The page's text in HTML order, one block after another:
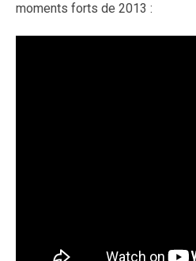
moments forts de 2013 :